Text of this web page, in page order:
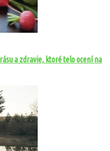
a zdravie, ktoré telo ocení na